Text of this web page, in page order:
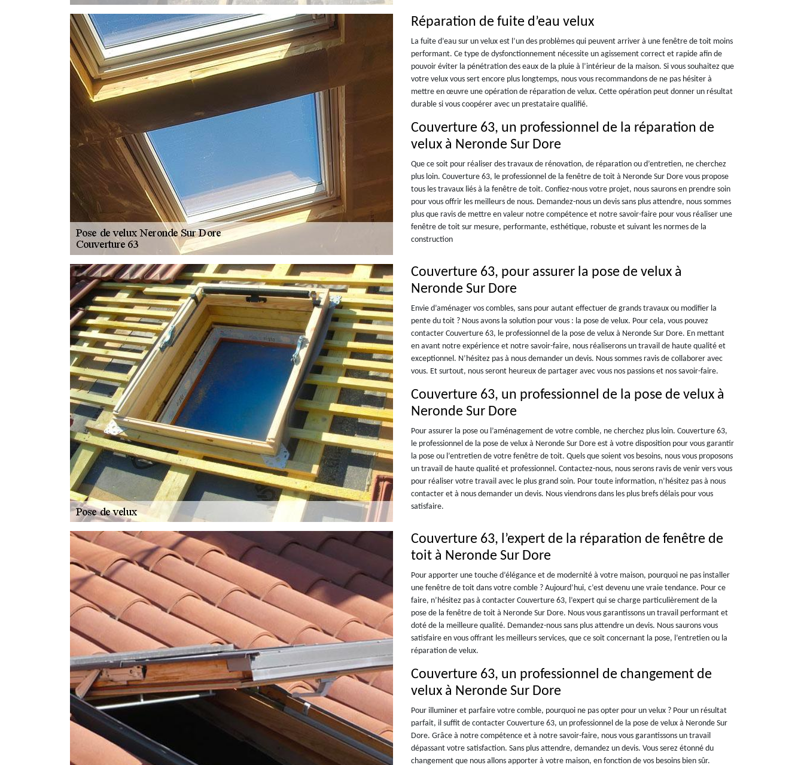
Réparation de fuite d’eau velux
La fuite d’eau sur un velux est l’un des problèmes qui peuvent arriver à une fenêtre de toit moins
performant. Ce type de dysfonctionnement nécessite un agissement correct et rapide afin de
pouvoir éviter la pénétration des eaux de la pluie à l’intérieur de la maison. Si vous souhaitez que
votre velux vous sert encore plus longtemps, nous vous recommandons de ne pas hésiter à
mettre en œuvre une opération de réparation de velux. Cette opération peut donner un résultat
durable si vous coopérer avec un prestataire qualifié.
Couverture 63, un professionnel de la réparation de
velux à Neronde Sur Dore
Que ce soit pour réaliser des travaux de rénovation, de réparation ou d’entretien, ne cherchez
plus loin. Couverture 63, le professionnel de la fenêtre de toit à Neronde Sur Dore vous propose
tous les travaux liés à la fenêtre de toit. Confiez-nous votre projet, nous saurons en prendre soin
pour vous offrir les meilleurs de nous. Demandez-nous un devis sans plus attendre, nous sommes
plus que ravis de mettre en valeur notre compétence et notre savoir-faire pour vous réaliser une
fenêtre de toit sur mesure, performante, esthétique, robuste et suivant les normes de la
construction
Couverture 63, pour assurer la pose de velux à
Neronde Sur Dore
Envie d’aménager vos combles, sans pour autant effectuer de grands travaux ou modifier la
pente du toit ? Nous avons la solution pour vous : la pose de velux. Pour cela, vous pouvez
contacter Couverture 63, le professionnel de la pose de velux à Neronde Sur Dore. En mettant
en avant notre expérience et notre savoir-faire, nous réaliserons un travail de haute qualité et
exceptionnel. N’hésitez pas à nous demander un devis. Nous sommes ravis de collaborer avec
vous. Et surtout, nous seront heureux de partager avec vous nos passions et nos savoir-faire.
Couverture 63, un professionnel de la pose de velux à
Neronde Sur Dore
Pour assurer la pose ou l’aménagement de votre comble, ne cherchez plus loin. Couverture 63,
le professionnel de la pose de velux à Neronde Sur Dore est à votre disposition pour vous garantir
la pose ou l’entretien de votre fenêtre de toit. Quels que soient vos besoins, nous vous proposons
un travail de haute qualité et professionnel. Contactez-nous, nous serons ravis de venir vers vous
pour réaliser votre travail avec le plus grand soin. Pour toute information, n’hésitez pas à nous
contacter et à nous demander un devis. Nous viendrons dans les plus brefs délais pour vous
satisfaire.
Couverture 63, l’expert de la réparation de fenêtre de
toit à Neronde Sur Dore
Pour apporter une touche d’élégance et de modernité à votre maison, pourquoi ne pas installer
une fenêtre de toit dans votre comble ? Aujourd’hui, c’est devenu une vraie tendance. Pour ce
faire, n’hésitez pas à contacter Couverture 63, l’expert qui se charge particulièrement de la
pose de la fenêtre de toit à Neronde Sur Dore. Nous vous garantissons un travail performant et
doté de la meilleure qualité. Demandez-nous sans plus attendre un devis. Nous saurons vous
satisfaire en vous offrant les meilleurs services, que ce soit concernant la pose, l’entretien ou la
réparation de velux.
Couverture 63, un professionnel de changement de
velux à Neronde Sur Dore
Pour illuminer et parfaire votre comble, pourquoi ne pas opter pour un velux ? Pour un résultat
parfait, il suffit de contacter Couverture 63, un professionnel de la pose de velux à Neronde Sur
Dore. Grâce à notre compétence et à notre savoir-faire, nous vous garantissons un travail
dépassant votre satisfaction. Sans plus attendre, demandez un devis. Vous serez étonné du
changement que nous allons apporter à votre maison, en fonction de vos besoins bien sûr.